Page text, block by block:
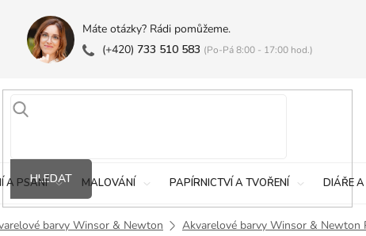
Máte otázky? Rádi pomůžeme.
(+420) 733 510 583 (Po-Pá 8:00 - 17:00 hod.)
HLEDAT
A PSANÍ MALOVÁNÍ PAPÍRNICTVÍ A TVOŘENÍ DIÁŘE
barvy Winsor & Newton
Akvarelové barvy Winsor & Newton